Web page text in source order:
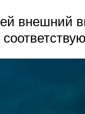
внешний